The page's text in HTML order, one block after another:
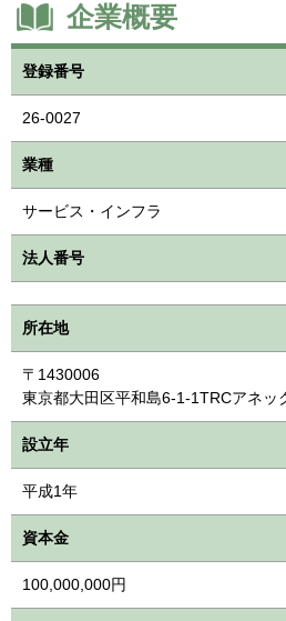
企業概要
登録番号
26-0027
業種
サービス・インフラ
法人番号
所在地
〒1430006
東京都大田区平和島6-1-1TRCアネッ
設立年
平成1年
資本金
100,000,000円